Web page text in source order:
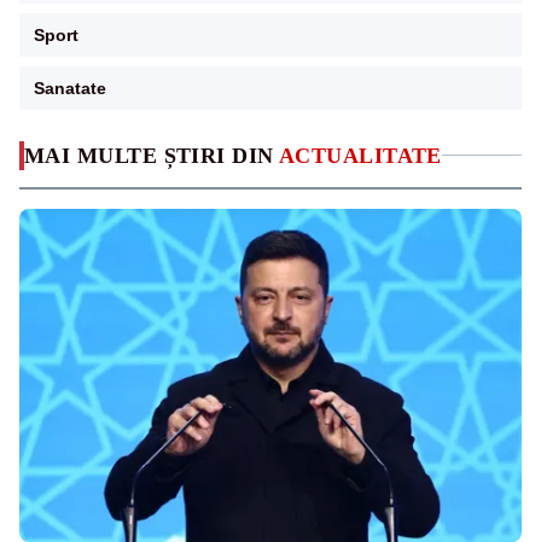
MAI MULTE ȘTIRI DIN ACTUALITATE
Sport
Sanatate